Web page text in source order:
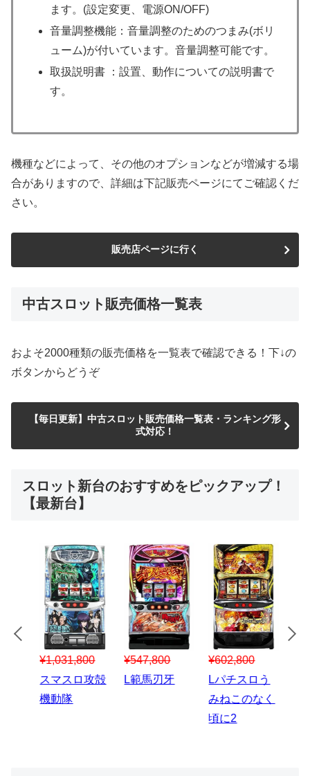
ます。(設定変更、電源ON/OFF)
音量調整機能：音量調整のためのつまみ(ボリ
ューム)が付いています。音量調整可能です。
取扱説明書 ：設置、動作についての説明書で
す。
機種などによって、その他のオプションなどが増減する場
合がありますので、詳細は下記販売ページにてご確認くだ
さい。
販売店ページに行く
中古スロット販売価格一覧表
およそ2000種類の販売価格を一覧表で確認できる！下↓の
ボタンからどうぞ
【毎日更新】中古スロット販売価格一覧表・ランキング形
式対応！
スロット新台のおすすめをピックアップ！
【最新台】
¥547,800
スマスロハナ
ビ
¥150,000
スマスロ秘宝
¥1,867,800
Lパチスロ 炎
炎ノ消防隊2